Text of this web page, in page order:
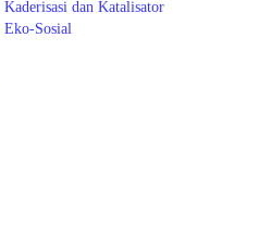
Kaderisasi dan Katalisator
Eko-Sosial